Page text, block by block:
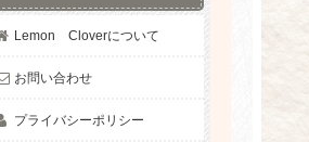
Lemon Cloverについて
お問い合わせ
プライバシーポリシー